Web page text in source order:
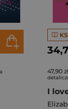
47,90 zł
I